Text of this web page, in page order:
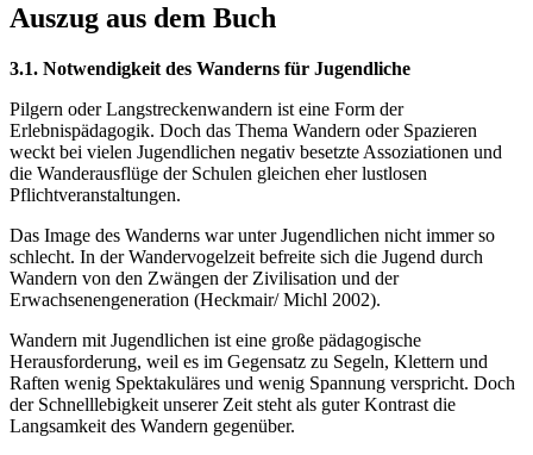
Auszug aus dem Buch
3.1. Notwendigkeit des Wanderns für Jugendliche
Pilgern oder Langstreckenwandern ist eine Form der
Erlebnispädagogik. Doch das Thema Wandern oder Spazieren
weckt bei vielen Jugendlichen negativ besetzte Assoziationen und
die Wanderausflüge der Schulen gleichen eher lustlosen
Pflichtveranstaltungen.
Das Image des Wanderns war unter Jugendlichen nicht immer so
schlecht. In der Wandervogelzeit befreite sich die Jugend durch
Wandern von den Zwängen der Zivilisation und der
Erwachsenengeneration (Heckmair/ Michl 2002).
Wandern mit Jugendlichen ist eine große pädagogische
Herausforderung, weil es im Gegensatz zu Segeln, Klettern und
Raften wenig Spektakuläres und wenig Spannung verspricht. Doch
der Schnelllebigkeit unserer Zeit steht als guter Kontrast die
Langsamkeit des Wandern gegenüber.